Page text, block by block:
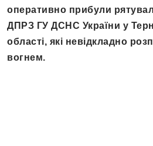
оперативно прибули
ДПРЗ ГУ ДСНС України у
області, які невідкладно
вогнем.